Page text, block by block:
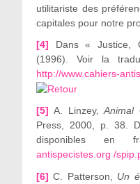
utilitariste des
capitales pour notre
[4] Dans « Justice,
(1996). Voir la
http://www.cahiers-
[5]A. Linzey,Animal
Press, 2000, p. 38.
disponibles en
antispecistes.org /
[6]C. Patterson, Un